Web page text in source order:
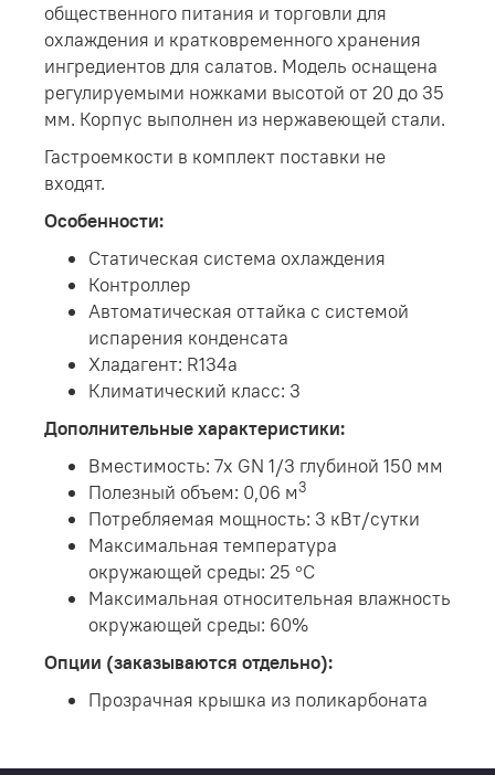
общественного питания и торговли для
охлаждения и кратковременного хранения
ингредиентов для салатов. Модель оснащена
регулируемыми ножками высотой от 20 до 35
мм. Корпус выполнен из нержавеющей стали.
Гастроемкости в комплект поставки не
входят.
Особенности:
Статическая система охлаждения
Контроллер
Автоматическая оттайка с системой
испарения конденсата
Хладагент: R134a
Климатический класс: 3
Дополнительные характеристики:
Вместимость: 7x GN 1/3 глубиной 150 мм
Полезный объем: 0,06 м3
Потребляемая мощность: 3 кВт/сутки
Максимальная температура
окружающей среды: 25 °С
Максимальная относительная влажность
окружающей среды: 60%
Опции (заказываются отдельно):
Прозрачная крышка из поликарбоната